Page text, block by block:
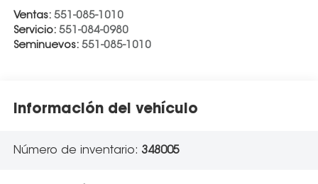
Ventas: 551-085-1010
Servicio: 551-084-0980
Seminuevos: 551-085-1010
Información del vehículo
Número de inventario: 348005